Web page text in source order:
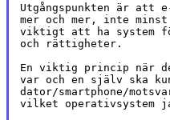
Utgångspunkten är att
mer och mer, inte
viktigt att ha system
och rättigheter.
En viktig princip när
var och en själv ska
dator/smartphone/
vilket operativsystem